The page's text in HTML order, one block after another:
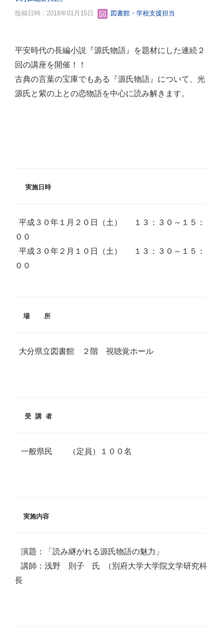
投稿日時 : 2018年01月15日 図書館・学校支援担当
平安時代の長編小説『源氏物語』を題材にした連続２
回の講座を開催！！
古典の言葉の宝庫でもある『源氏物語』について、光
源氏と紫の上との恋物語を中心に読み解きます。
実施日時
平成３０年１月２０日（土） １３：３０～１５：
００
平成３０年２月１０日（土） １３：３０～１５：
００
場 所
大分県立図書館 ２階 視聴覚ホール
受 講 者
一般県民 （定員）１００名
実施内容
演題：「読み継がれる源氏物語の魅力」
講師：浅野 則子 氏 （別府大学大学院文学研究科
長